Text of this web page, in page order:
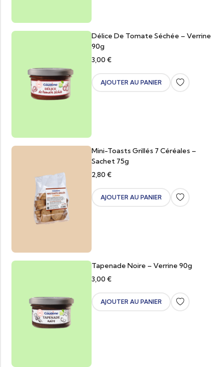
Délice De Tomate Séchée – Verrine
90g
3,00 €
AJOUTER AU PANIER
Mini-Toasts Grillés 7 Céréales –
Sachet 75g
2,80 €
AJOUTER AU PANIER
Tapenade Noire – Verrine 90g
3,00 €
AJOUTER AU PANIER